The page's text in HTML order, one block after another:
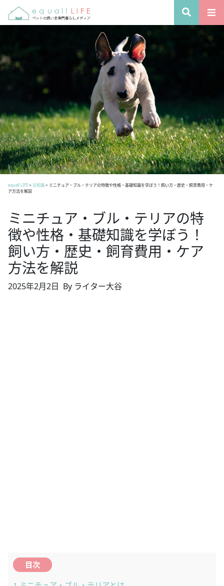
equall LIFE> 豆知識> ミニチュア・ブル・テリアの特徴や性格・基礎知識を学ぼう！飼い方・歴史・飼育費用・ケ
ア方法を解説
ミニチュア・ブル・テリアの特
徴や性格・基礎知識を学ぼう！
飼い方・歴史・飼育費用・ケア
方法を解説
2025年2月2日 By ライター大谷
目次